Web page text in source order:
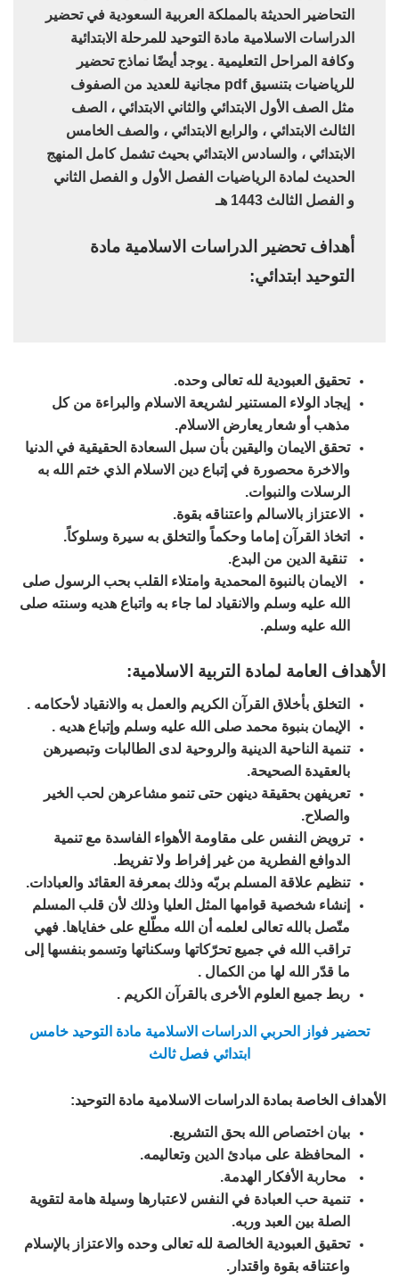
التحاضير الحديثة بالمملكة العربية السعودية في تحضير
الدراسات الاسلامية مادة التوحيد للمرحلة الابتدائية
وكافة المراحل التعليمية . يوجد أيضًا نماذج تحضير
للرياضيات بتنسيق pdf مجانية للعديد من الصفوف
مثل الصف الأول الابتدائي والثاني الابتدائي ، الصف
الثالث الابتدائي ، والرابع الابتدائي ، والصف الخامس
الابتدائي ، والسادس الابتدائي بحيث تشمل كامل المنهج
الحديث لمادة الرياضيات الفصل الأول و الفصل الثاني
و الفصل الثالث 1443 هـ
أهداف تحضير الدراسات الاسلامية مادة
التوحيد ابتدائي:
تحقيق العبودية لله تعالى وحده.
إيجاد الولاء المستنير لشريعة الاسلام والبراءة من كل
مذهب أو شعار يعارض الاسلام.
تحقق الايمان واليقين بأن سبل السعادة الحقيقية في الدنيا
والاخرة محصورة في إتباع دين الاسلام الذي ختم الله به
الرسلات والنبوات.
الاعتزاز بالاسالم واعتناقه بقوة.
اتخاذ القرآن إماما وحكماً والتخلق به سيرة وسلوكاً.
تنقية الدين من البدع.
الايمان بالنبوة المحمدية وامتلاء القلب بحب الرسول صلى
الله عليه وسلم والانقياد لما جاء به واتباع هديه وسنته صلى
الله عليه وسلم.
الأهداف العامة لمادة التربية الاسلامية:
التخلق بأخلاق القرآن الكريم والعمل به والانقياد لأحكامه .
الإيمان بنبوة محمد صلى الله عليه وسلم وإتباع هديه .
تنمية الناحية الدينية والروحية لدى الطالبات وتبصيرهن
بالعقيدة الصحيحة.
تعريفهن بحقيقة دينهن حتى تنمو مشاعرهن لحب الخير
والصلاح.
ترويض النفس على مقاومة الأهواء الفاسدة مع تنمية
الدوافع الفطرية من غير إفراط ولا تفريط.
تنظيم علاقة المسلم بربّه وذلك بمعرفة العقائد والعبادات.
إنشاء شخصية قوامها المثل العليا وذلك لأن قلب المسلم
متّصل بالله تعالى لعلمه أن الله مطّلع على خفاياها. فهي
تراقب الله في جميع تحرّكاتها وسكناتها وتسمو بنفسها إلى
ما قدّر الله لها من الكمال .
ربط جميع العلوم الأخرى بالقرآن الكريم .
تحضير فواز الحربي الدراسات الاسلامية مادة التوحيد خامس
ابتدائي فصل ثالث
الأهداف الخاصة بمادة الدراسات الاسلامية مادة التوحيد:
بيان اختصاص الله بحق التشريع.
المحافظة على مبادئ الدين وتعاليمه.
محاربة الأفكار الهدمة.
تنمية حب العبادة في النفس لاعتبارها وسيلة هامة لتقوية
الصلة بين العبد وربه.
تحقيق العبودية الخالصة لله تعالى وحده والاعتزاز بالإسلام
واعتناقه بقوة واقتدار.